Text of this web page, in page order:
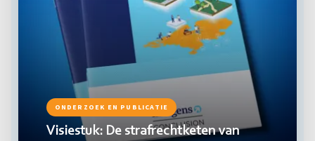
ONDERZOEK EN PUBLICATIE
Visiestuk: De strafrechtketen van